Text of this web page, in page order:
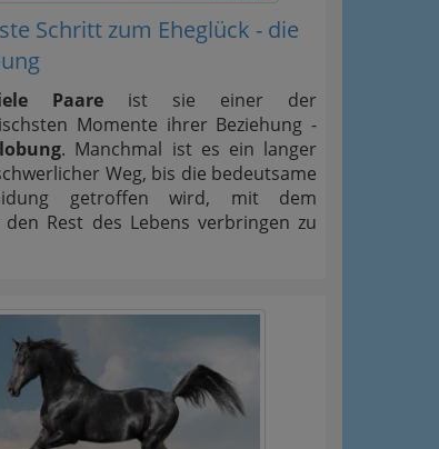
Schritt zum Eheglück - die
Paare ist sie einer der
Momente ihrer Beziehung -
. Manchmal ist es ein langer
Weg, bis die bedeutsame
getroffen wird, mit dem
Rest des Lebens verbringen zu